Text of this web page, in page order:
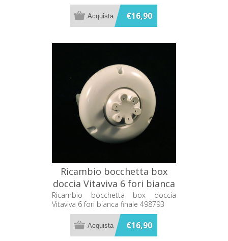
€16,90
Ricambio bocchetta box
doccia Vitaviva 6 fori bianca
finale 498793
Ricambio bocchetta box doccia
Vitaviva 6 fori bianca finale 498793
€16,90